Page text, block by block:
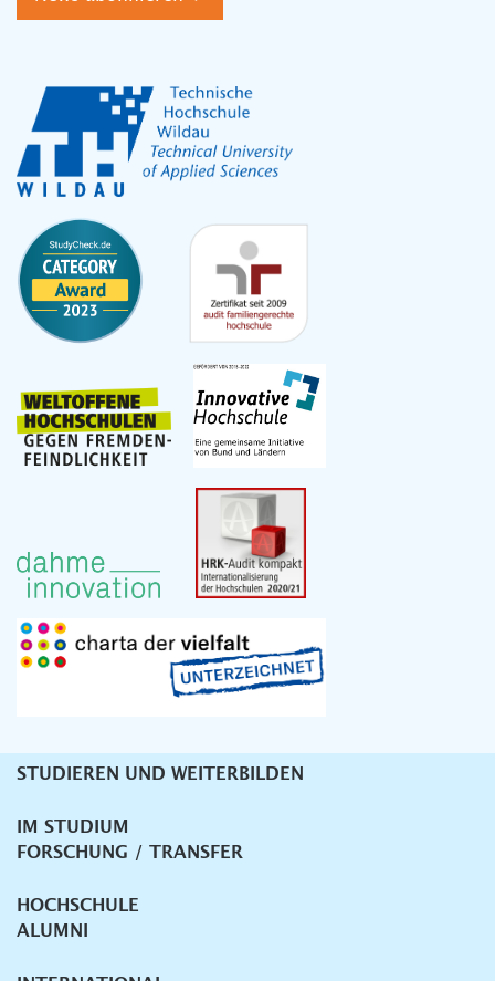
Unternavigation
STUDIEREN UND WEITERBILDEN
IM STUDIUM
FORSCHUNG / TRANSFER
HOCHSCHULE
ALUMNI